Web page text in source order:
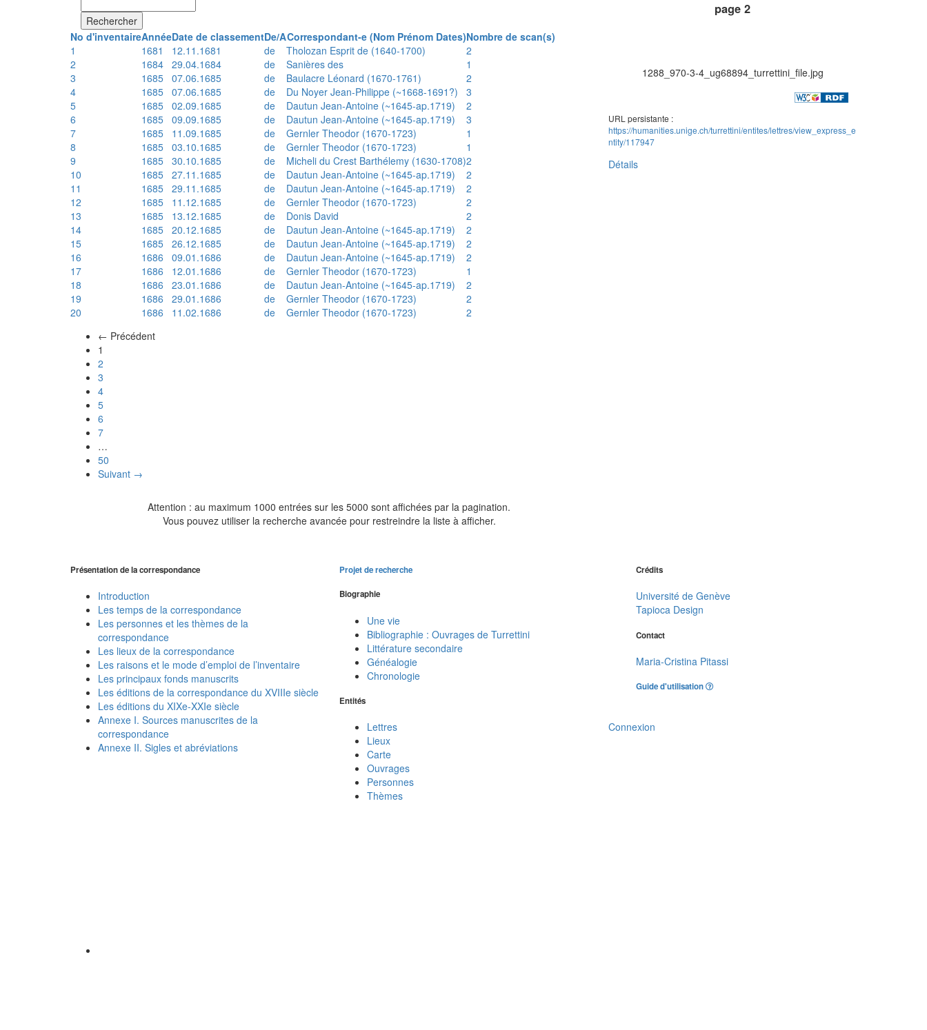
Rechercher
No d'inventaireAnnéeDate de classementDe/ACorrespondant-e (Nom Prénom Dates)Nombre de scan(s)
1
1681 12.11.1681 de Tholozan Esprit de (1640-1700)
2
2
1684 29.04.1684 de Sanières des
1
3
1685 07.06.1685 de Baulacre Léonard (1670-1761)
2
4
1685 07.06.1685 de Du Noyer Jean-Philippe (~1668-1691?)
3
5
1685 02.09.1685 de Dautun Jean-Antoine (~1645-ap.1719)
2
6
1685 09.09.1685 de Dautun Jean-Antoine (~1645-ap.1719)
3
7
1685 11.09.1685 de Gernler Theodor (1670-1723)
1
8
1685 03.10.1685 de Gernler Theodor (1670-1723)
1
9
1685 30.10.1685 de Micheli du Crest Barthélemy (1630-1708)2
10
1685 27.11.1685 de Dautun Jean-Antoine (~1645-ap.1719)
2
11
1685 29.11.1685 de Dautun Jean-Antoine (~1645-ap.1719)
2
12
1685 11.12.1685 de Gernler Theodor (1670-1723)
2
13
1685 13.12.1685 de Donis David
2
14
1685 20.12.1685 de Dautun Jean-Antoine (~1645-ap.1719)
2
15
1685 26.12.1685 de Dautun Jean-Antoine (~1645-ap.1719)
2
16
1686 09.01.1686 de Dautun Jean-Antoine (~1645-ap.1719)
2
17
1686 12.01.1686 de Gernler Theodor (1670-1723)
1
18
1686 23.01.1686 de Dautun Jean-Antoine (~1645-ap.1719)
2
19
1686 29.01.1686 de Gernler Theodor (1670-1723)
2
20
1686 11.02.1686 de Gernler Theodor (1670-1723)
2
← Précédent
1
2
3
4
5
6
7
…
50
Suivant →
Attention : au maximum 1000 entrées sur les 5000 sont affichées par la pagination.
Vous pouvez utiliser la recherche avancée pour restreindre la liste à afficher.
page 2
1288_970-3-4_ug68894_turrettini_file.jpg
URL persistante :
https://humanities.unige.ch/turrettini/entites/lettres/view_express_e
ntity/117947
Détails
Présentation de la correspondance
Introduction
Les temps de la correspondance
Les personnes et les thèmes de la
correspondance
Les lieux de la correspondance
Les raisons et le mode d’emploi de l’inventaire
Les principaux fonds manuscrits
Les éditions de la correspondance du XVIIIe siècle
Les éditions du XIXe-XXIe siècle
Annexe I. Sources manuscrites de la
correspondance
Annexe II. Sigles et abréviations
Projet de recherche
Biographie
Une vie
Bibliographie : Ouvrages de Turrettini
Littérature secondaire
Généalogie
Chronologie
Entités
Lettres
Lieux
Carte
Ouvrages
Personnes
Thèmes
Crédits
Université de Genève
Tapioca Design
Contact
Maria-Cristina Pitassi
Guide d'utilisation
Connexion